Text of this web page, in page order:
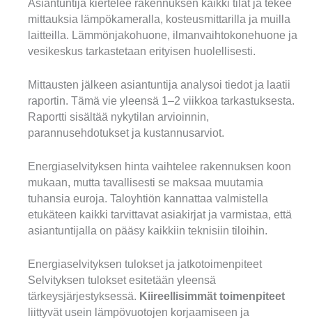
Asiantuntija kiertelee rakennuksen kaikki tilat ja tekee
mittauksia lämpökameralla, kosteusmittarilla ja muilla
laitteilla. Lämmönjakohuone, ilmanvaihtokonehuone ja
vesikeskus tarkastetaan erityisen huolellisesti.
Mittausten jälkeen asiantuntija analysoi tiedot ja laatii
raportin. Tämä vie yleensä 1–2 viikkoa tarkastuksesta.
Raportti sisältää nykytilan arvioinnin,
parannusehdotukset ja kustannusarviot.
Energiaselvityksen hinta vaihtelee rakennuksen koon
mukaan, mutta tavallisesti se maksaa muutamia
tuhansia euroja. Taloyhtiön kannattaa valmistella
etukäteen kaikki tarvittavat asiakirjat ja varmistaa, että
asiantuntijalla on pääsy kaikkiin teknisiin tiloihin.
Energiaselvityksen tulokset ja jatkotoimenpiteet
Selvityksen tulokset esitetään yleensä
tärkeysjärjestyksessä. Kiireellisimmät toimenpiteet
liittyvät usein lämpövuotojen korjaamiseen ja